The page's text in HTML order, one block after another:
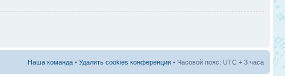
Наша команда • Удалить cookies конференции • Часовой пояс: UTC + 3 часа